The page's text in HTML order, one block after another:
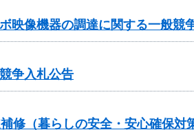
像機器の調達に関する一般競
争入札公告
（暮らしの安全・安心確保対